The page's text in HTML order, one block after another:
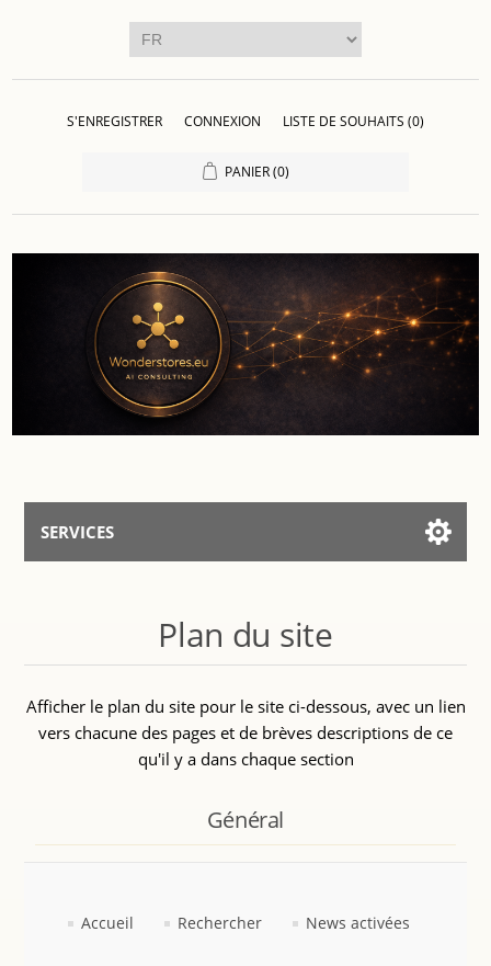
S'ENREGISTRER CONNEXION LISTE DE SOUHAITS (0)
PANIER (0)
SERVICES
Parler avec l’AssistantPlan du site
Afficher le plan du site pour le site ci-dessous, avec un lien
vers chacune des pages et de brèves descriptions de ce
qu'il y a dans chaque section
Général
Accueil Rechercher News activées